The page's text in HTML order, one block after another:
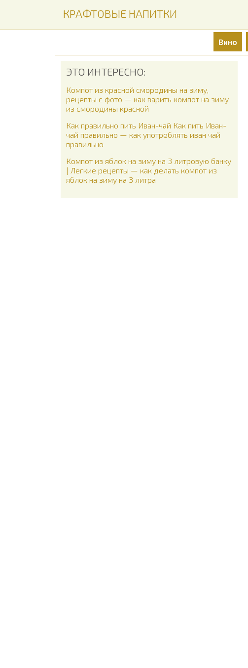
КРАФТОВЫЕ НАПИТКИ
Вино
ЭТО ИНТЕРЕСНО:
Компот из красной смородины на зиму,
рецепты с фото — как варить компот на зиму
из смородины красной
Как правильно пить Иван-чай Как пить Иван-
чай правильно — как употреблять иван чай
правильно
Компот из яблок на зиму на 3 литровую банку
| Легкие рецепты — как делать компот из
яблок на зиму на 3 литра